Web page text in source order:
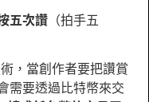
五次讚 （拍手五
，當創作者要把讚賞
需要透過比特幣來交